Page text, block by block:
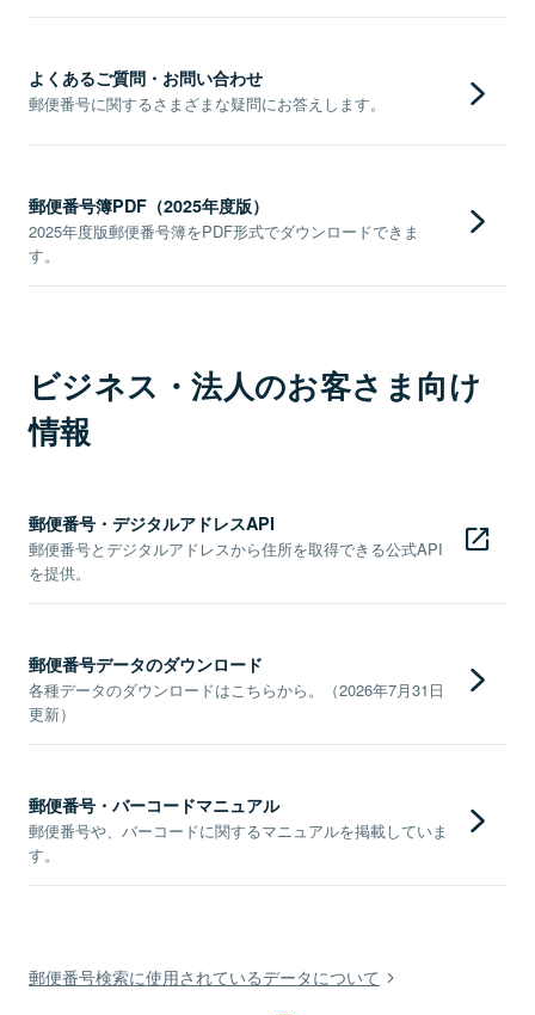
よくあるご質問・お問い合わせ
郵便番号に関するさまざまな疑問にお答えします。
郵便番号簿PDF（2025年度版）
2025年度版郵便番号簿をPDF形式でダウンロードできま
す。
ビジネス・法人のお客さま向け
情報
郵便番号・デジタルアドレスAPI
郵便番号とデジタルアドレスから住所を取得できる公式API
を提供。
郵便番号データのダウンロード
各種データのダウンロードはこちらから。（2026年7月31日
更新）
郵便番号・バーコードマニュアル
郵便番号や、バーコードに関するマニュアルを掲載していま
す。
郵便番号検索に使用されているデータについて